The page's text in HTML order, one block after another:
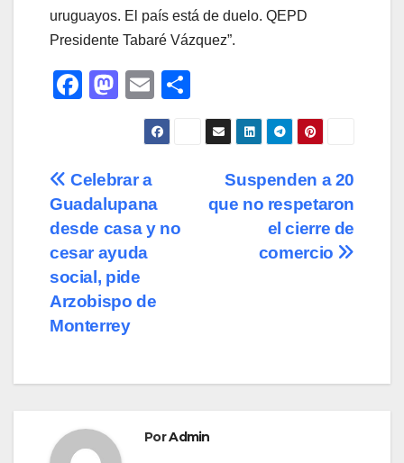
uruguayos. El país está de duelo. QEPD
Presidente Tabaré Vázquez”.
F
e
b
o
o
k
M
o
d
o
n
E
m
ail
o
m
ar
Navegación
de
entradas
Suspenden a 20
que no respetaron
el cierre de
comercio
Celebrar a
Guadalupana
desde casa y no
cesar ayuda
social, pide
Arzobispo de
Monterrey
PorAdmin